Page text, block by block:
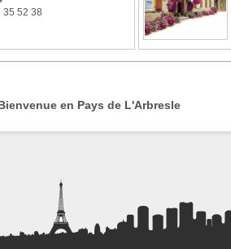
35 52 38
en Pays de L'Arbresle